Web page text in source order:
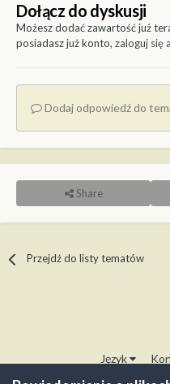
Dołącz do dyskusji
Możesz dodać zawartość już
posiadasz już konto, zaloguj się
Dodaj odpowiedź do
Share
Przejdź do listy tematów
Język